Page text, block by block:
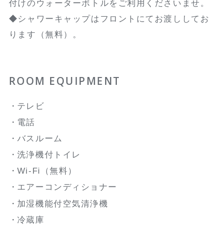
付けのウォーターボトルをご利用くださいませ。
◆シャワーキャップはフロントにてお渡ししてお
ります（無料）。
ROOM EQUIPMENT
テレビ
電話
バスルーム
洗浄機付トイレ
Wi-Fi（無料）
エアーコンディショナー
加湿機能付空気清浄機
冷蔵庫